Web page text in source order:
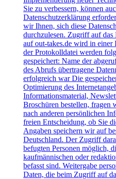
Sie zu verbessern, können
Datenschutzerklärung
wir Ihnen, sich diese
durchzulesen. Zugriff auf
auf out-takes.de wird in einer
der Protokolldatei werden
gespeichert: Name der
des Abrufs übertragene
erfolgreich war Die
Optimierung des
Informationsmaterial,
Broschüren bestellen, fragen
nach anderen persönlichen
freien Entscheidung, ob Sie
Angaben speichern wir auf
Deutschland. Der Zugriff
befugten Personen möglich,
kaufmännischen oder
befasst sind. Weitergabe
Daten, die beim Zugriff auf